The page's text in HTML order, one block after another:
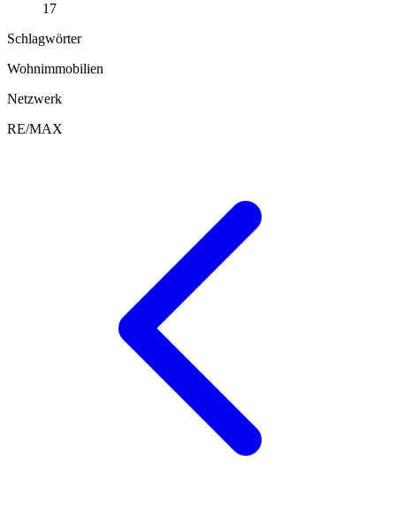
17
Schlagwörter
Wohnimmobilien
Netzwerk
RE/MAX